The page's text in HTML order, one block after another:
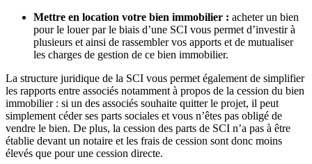
Mettre en location votre bien immobilier : acheter un bien
pour le louer par le biais d’une SCI vous permet d’investir à
plusieurs et ainsi de rassembler vos apports et de mutualiser
les charges de gestion de ce bien immobilier.
La structure juridique de la SCI vous permet également de simplifier
les rapports entre associés notamment à propos de la cession du bien
immobilier : si un des associés souhaite quitter le projet, il peut
simplement céder ses parts sociales et vous n’êtes pas obligé de
vendre le bien. De plus, la cession des parts de SCI n’a pas à être
établie devant un notaire et les frais de cession sont donc moins
élevés que pour une cession directe.